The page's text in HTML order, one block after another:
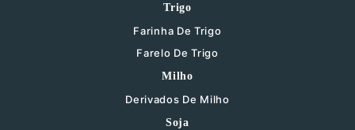
Trigo
Farinha De Trigo
Farelo De Trigo
Milho
Derivados De Milho
Soja